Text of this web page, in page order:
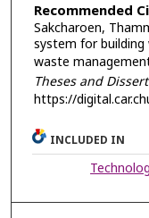
Recommended
Sakcharoen,
system for
waste
Theses and
https://
INCLUDED IN